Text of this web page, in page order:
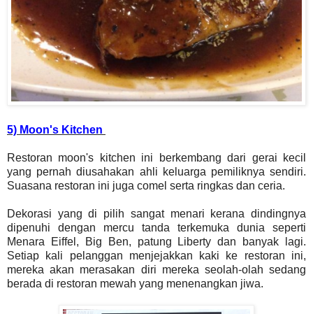
5) Moon's Kitchen
Restoran moon's kitchen ini berkembang dari gerai kecil
yang pernah diusahakan ahli keluarga pemiliknya sendiri.
Suasana restoran ini juga comel serta ringkas dan ceria.
Dekorasi yang di pilih sangat menari kerana dindingnya
dipenuhi dengan mercu tanda terkemuka dunia seperti
Menara Eiffel, Big Ben, patung Liberty dan banyak lagi.
Setiap kali pelanggan menjejakkan kaki ke restoran ini,
mereka akan merasakan diri mereka seolah-olah sedang
berada di restoran mewah yang menenangkan jiwa.